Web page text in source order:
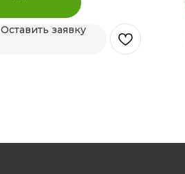
Оставить заявку